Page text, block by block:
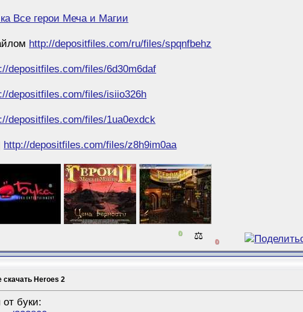
Все герои Меча и Магии
http://depositfiles.com/ru/files/spqnfbehz
depositfiles.com/files/6d30m6daf
depositfiles.com/files/isiio326h
depositfiles.com/files/1ua0exdck
http://depositfiles.com/files/z8h9im0aa
0 ⚖️ 0
скачать Heroes 2
буки: